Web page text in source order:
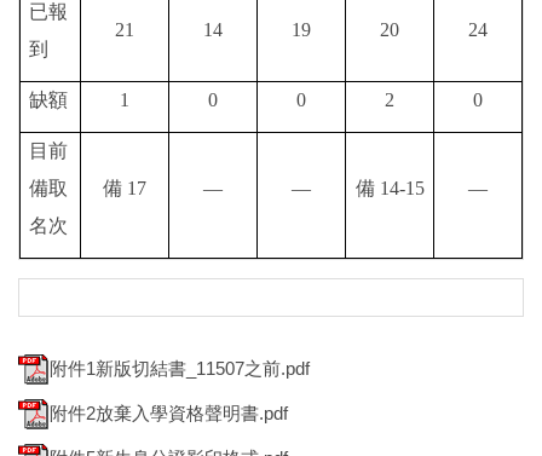
已報
到
21 14 19 20 24
缺額 1 0 0 2 0
目前
備取
名次
備 17 — — 備 14-15 —
附件1新版切結書_11507之前.pdf
附件2放棄入學資格聲明書.pdf